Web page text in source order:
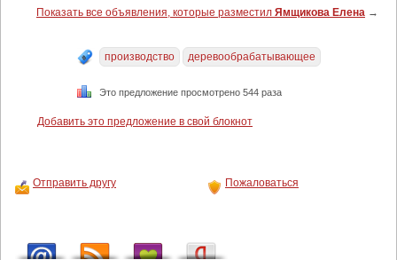
Показать все объявления, которые разместил Ямщикова Елена →
производство деревообрабатывающее
Это предложение просмотрено 544 раза
Добавить это предложение в свой блокнот
Отправить другу Пожаловаться